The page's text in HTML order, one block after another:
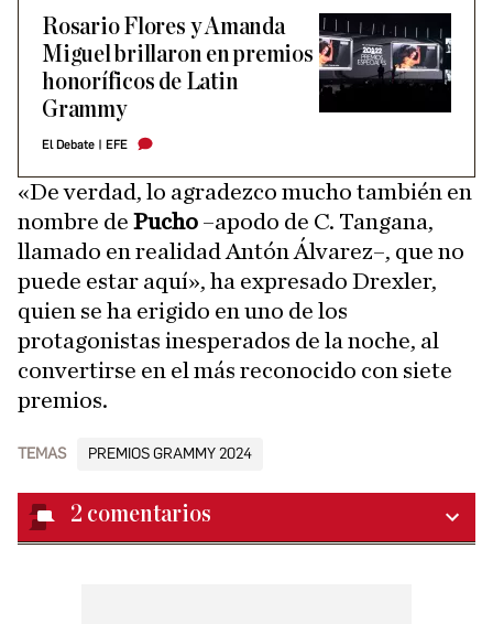
Rosario Flores y Amanda
Miguel brillaron en premios
honoríficos de Latin
Grammy
El Debate | EFE
«De verdad, lo agradezco mucho también en
nombre de Pucho –apodo de C. Tangana,
llamado en realidad Antón Álvarez–, que no
puede estar aquí», ha expresado Drexler,
quien se ha erigido en uno de los
protagonistas inesperados de la noche, al
convertirse en el más reconocido con siete
premios.
TEMAS PREMIOS GRAMMY 2024
2 comentarios